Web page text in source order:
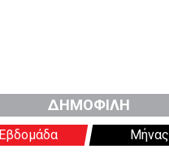
ΔΗΜΟΦΙΛΗ
Εβδομάδα
Μήνας